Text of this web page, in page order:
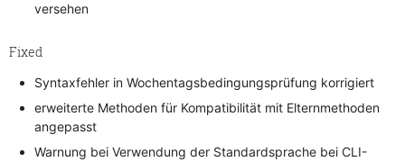
versehen
Fixed
Syntaxfehler in Wochentagsbedingungsprüfung korrigiert
erweiterte Methoden für Kompatibilität mit Elternmethoden
angepasst
Warnung bei Verwendung der Standardsprache bei CLI-